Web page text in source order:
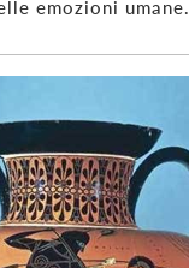
emozioni umane.